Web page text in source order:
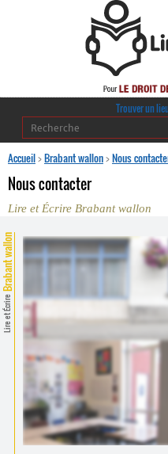
Trouver un
Accueil>Brabant wallon>Nous
Nous contacter
Lire et Écrire Brabant wallon
Lire et Écrire
Brabant wallon